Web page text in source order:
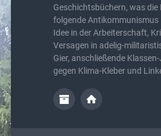
Geschichtsbüchern, was die
folgende Antikommunismus
Idee in der Arbeiterschaft,
Versagen in adelig-
Gier, anschließende
gegen Klima-Kleber und